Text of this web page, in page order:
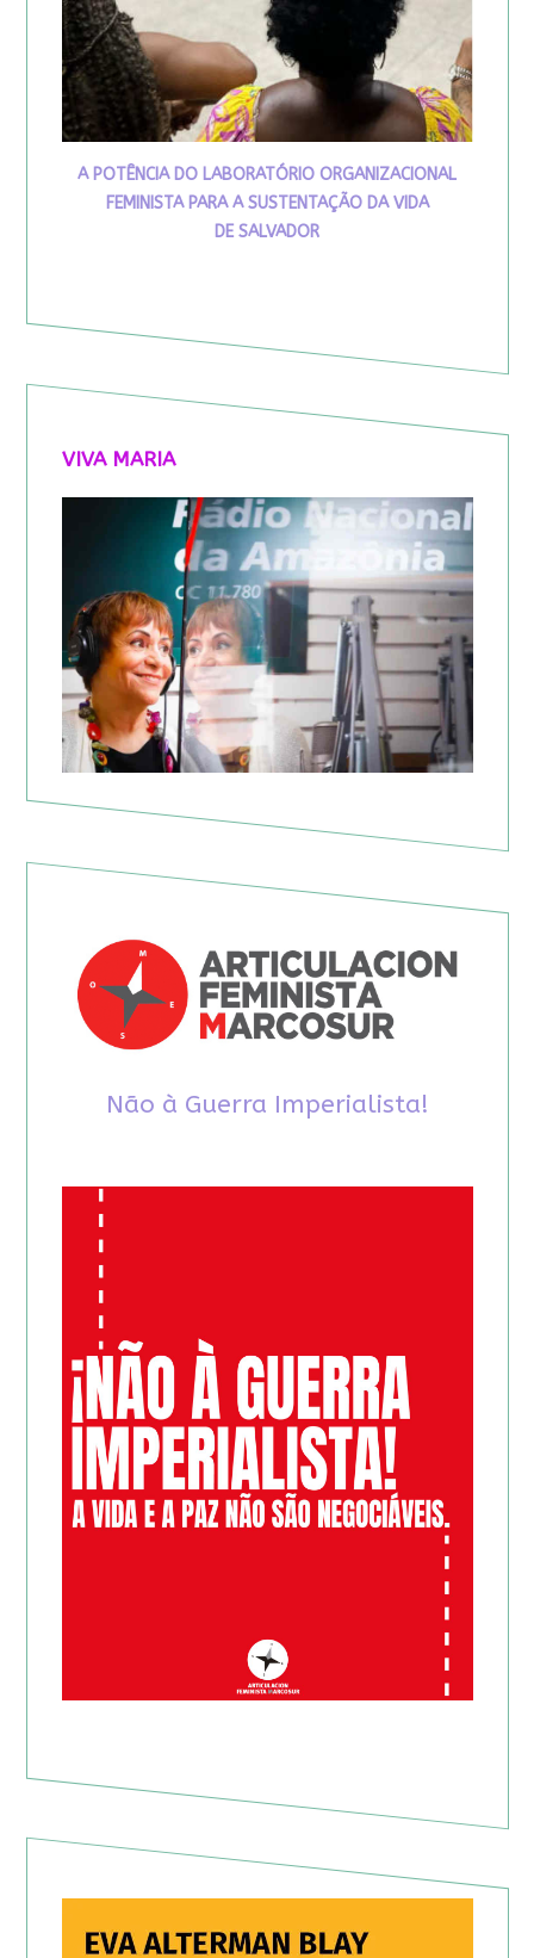
A POTÊNCIA DO LABORATÓRIO ORGANIZACIONAL
FEMINISTA PARA A SUSTENTAÇÃO DA VIDA
DE SALVADOR
VIVA MARIA
Não à Guerra Imperialista!